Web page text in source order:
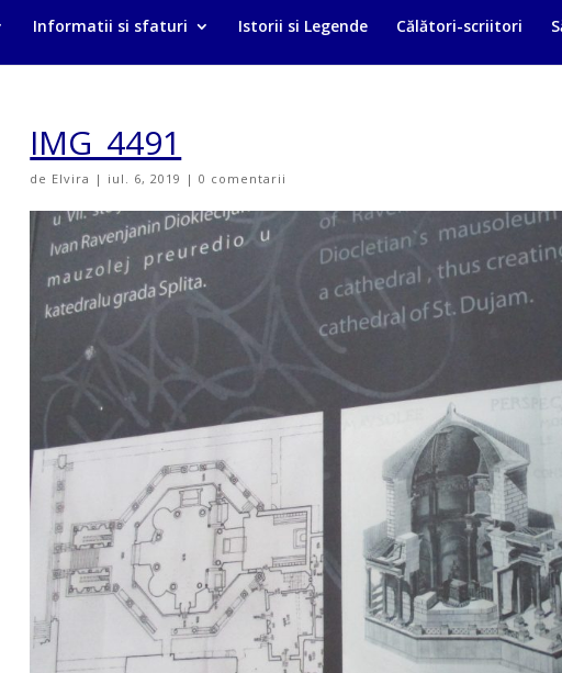
Informatii si sfaturi Istorii si Legende Călători-scriitori
IMG_4491
de Elvira | iul. 6, 2019 |0 comentarii